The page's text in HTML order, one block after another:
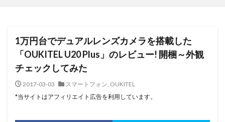
1万円台でデュアルレンズカメラを搭載した
「OUKITEL U20 Plus」のレビュー! 開梱～外観
チェックしてみた
2017-03-03 スマートフォン, OUKITEL
*当サイトはアフィリエイト広告を利用しています。